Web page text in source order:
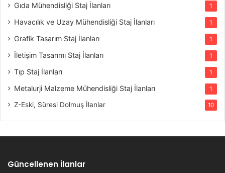
Gıda Mühendisliği Staj İlanları 1
Havacılık ve Uzay Mühendisliği Staj İlanları 1
Grafik Tasarım Staj İlanları 1
İletişim Tasarımı Staj İlanları 1
Tıp Staj İlanları 1
Metalurji Malzeme Mühendisliği Staj İlanları 1
Z-Eski, Süresi Dolmuş İlanlar 10
Güncellenen İlanlar